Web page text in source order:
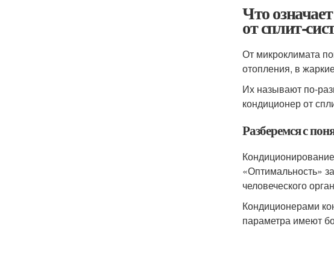
Что
от сплит-
От микроклимата
отопления, в
Их называют по-
кондиционер от
Разберемся с
«Оптимальность»
человеческого
Кондиционерами
параметра имеют